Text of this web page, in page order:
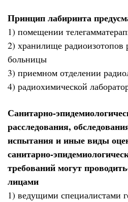
Принцип лабиринта
1) помещении
2) хранилище радиоизотопов
больницы
3) приемном отделении
4) радиохимической
Санитарно-
расследования,
испытания и иные виды
санитарно-
требований могут
лицами
1) ведущими специалистами